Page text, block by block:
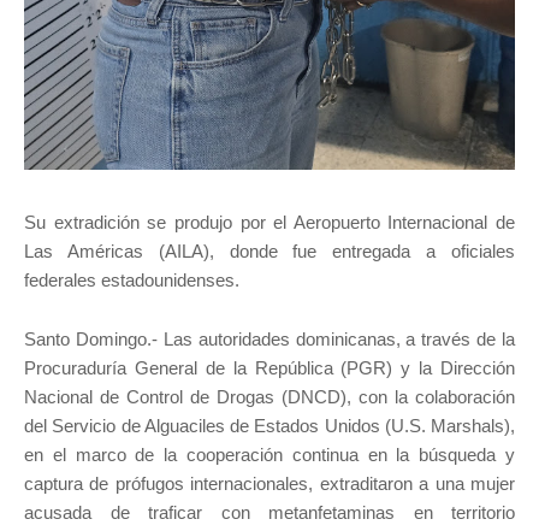
Su extradición se produjo por el Aeropuerto Internacional de
Las Américas (AILA), donde fue entregada a oficiales
federales estadounidenses.
Santo Domingo.- Las autoridades dominicanas, a través de la
Procuraduría General de la República (PGR) y la Dirección
Nacional de Control de Drogas (DNCD), con la colaboración
del Servicio de Alguaciles de Estados Unidos (U.S. Marshals),
en el marco de la cooperación continua en la búsqueda y
captura de prófugos internacionales, extraditaron a una mujer
acusada de traficar con metanfetaminas en territorio